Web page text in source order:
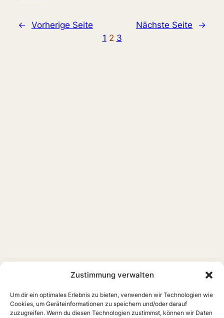
Zustimmung verwalten
Um dir ein optimales Erlebnis zu bieten, verwenden wir Technologien wie
Cookies, um Geräteinformationen zu speichern und/oder darauf
zuzugreifen. Wenn du diesen Technologien zustimmst, können wir Daten
← Vorherige Seite Nächste Seite
→
1 2 3